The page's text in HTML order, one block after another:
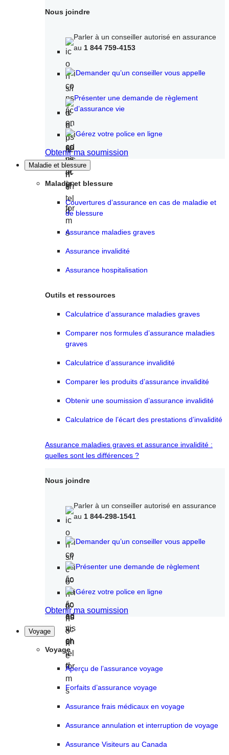
Nous joindre
Parler à un conseiller autorisé en assurance
au 1 844 759-4153
Demander qu’un conseiller vous appelle
Présenter une demande de règlement
d’assurance vie
Gérez votre police en ligne
Obtenir ma soumission
Maladie et blessure
Maladie et blessure
Couvertures d’assurance en cas de maladie et
de blessure
Assurance maladies graves
Assurance invalidité
Assurance hospitalisation
Outils et ressources
Calculatrice d’assurance maladies graves
Comparer nos formules d’assurance maladies
graves
Calculatrice d’assurance invalidité
Comparer les produits d’assurance invalidité
Obtenir une soumission d’assurance invalidité
Calculatrice de l’écart des prestations d’invalidité
Assurance maladies graves et assurance invalidité :
quelles sont les différences ?
Nous joindre
Parler à un conseiller autorisé en assurance
au 1 844-298-1541
Demander qu’un conseiller vous appelle
Présenter une demande de règlement
Gérez votre police en ligne
Obtenir ma soumission
Voyage
Voyage
Aperçu de l’assurance voyage
Forfaits d’assurance voyage
Assurance frais médicaux en voyage
Assurance annulation et interruption de voyage
Assurance Visiteurs au Canada